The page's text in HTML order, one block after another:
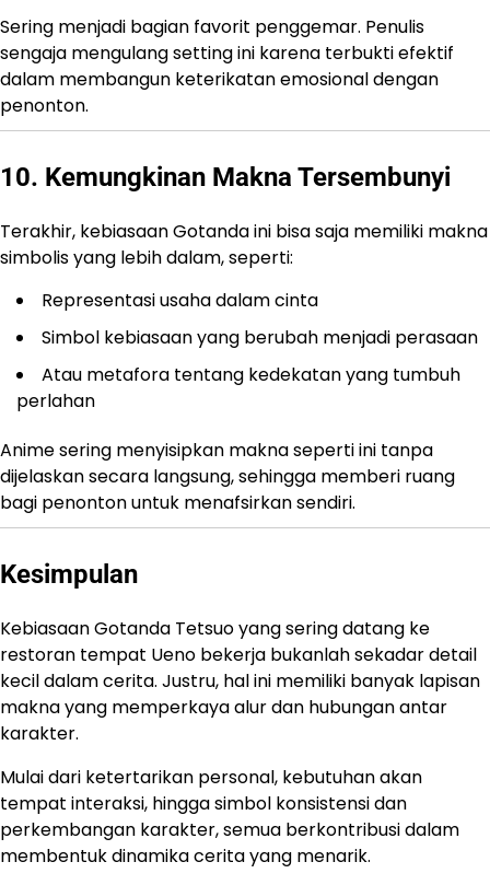
Sering menjadi bagian favorit penggemar. Penulis
sengaja mengulang setting ini karena terbukti efektif
dalam membangun keterikatan emosional dengan
penonton.
10. Kemungkinan Makna Tersembunyi
Terakhir, kebiasaan Gotanda ini bisa saja memiliki makna
simbolis yang lebih dalam, seperti:
Representasi usaha dalam cinta
Simbol kebiasaan yang berubah menjadi perasaan
Atau metafora tentang kedekatan yang tumbuh
perlahan
Anime sering menyisipkan makna seperti ini tanpa
dijelaskan secara langsung, sehingga memberi ruang
bagi penonton untuk menafsirkan sendiri.
Kesimpulan
Kebiasaan Gotanda Tetsuo yang sering datang ke
restoran tempat Ueno bekerja bukanlah sekadar detail
kecil dalam cerita. Justru, hal ini memiliki banyak lapisan
makna yang memperkaya alur dan hubungan antar
karakter.
Mulai dari ketertarikan personal, kebutuhan akan
tempat interaksi, hingga simbol konsistensi dan
perkembangan karakter, semua berkontribusi dalam
membentuk dinamika cerita yang menarik.